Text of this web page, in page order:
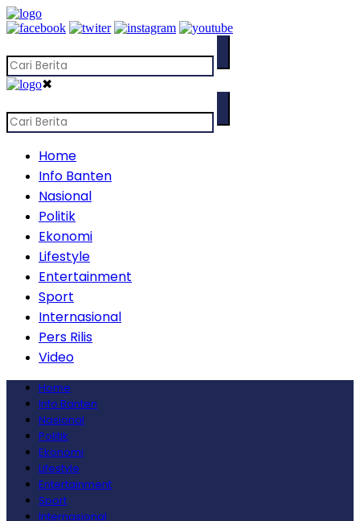
✖
Home
Info Banten
Nasional
Politik
Ekonomi
Lifestyle
Entertainment
Sport
Internasional
Pers Rilis
Video
Home
Info Banten
Nasional
Politik
Ekonomi
Lifestyle
Entertainment
Sport
Internasional